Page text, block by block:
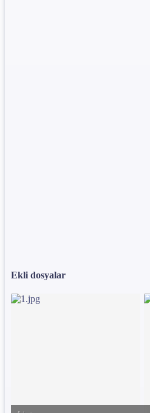
Ekli dosyalar